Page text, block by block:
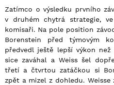
Zatímco o výsledku prvního
v druhém chytrá strategie,
komisaři. Na pole position
Borenstein před týmovým
předvedl ještě lepší výkon
sice zaváhal a Weiss šel
třetí a čtvrtou zatáčkou si
zpět a mizel z dohledu.